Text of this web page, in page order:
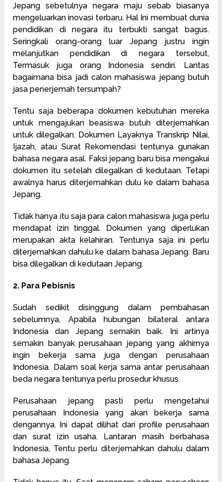
Jepang sebetulnya negara maju sebab biasanya
mengeluarkan inovasi terbaru. Hal Ini membuat dunia
pendidikan di negara itu terbukti sangat bagus.
Seringkali orang-orang luar Jepang justru ingin
melanjutkan pendidikan di negara tersebut,
Termasuk juga orang Indonesia sendiri. Lantas
bagaimana bisa jadi calon mahasiswa jepang butuh
jasa penerjemah tersumpah?
Tentu saja beberapa dokumen kebutuhan mereka
untuk mengajukan beasiswa butuh diterjemahkan
untuk dilegalkan. Dokumen Layaknya Transkrip Nilai,
Ijazah, atau Surat Rekomendasi tentunya gunakan
bahasa negara asal. Faksi jepang baru bisa mengakui
dokumen itu setelah dilegalkan di kedutaan. Tetapi
awalnya harus diterjemahkan dulu ke dalam bahasa
Jepang.
Tidak hanya itu saja para calon mahasiswa juga perlu
mendapat izin tinggal. Dokumen yang diperlukan
merupakan akta kelahiran. Tentunya saja ini perlu
diterjemahkan dahulu ke dalam bahasa Jepang. Baru
bisa dilegalkan di kedutaan Jepang.
2. Para Pebisnis
Sudah sedikit disinggung dalam pembahasan
sebelumnya, Apabila hubungan bilateral antara
Indonesia dan Jepang semakin baik. Ini artinya
semakin banyak perusahaan jepang yang akhirnya
ingin bekerja sama juga dengan perusahaan
Indonesia. Dalam soal kerja sama antar perusahaan
beda negara tentunya perlu prosedur khusus.
Perusahaan jepang pasti perlu mengetahui
perusahaan Indonesia yang akan bekerja sama
dengannya. Ini dapat dilihat dari profile perusahaan
dan surat izin usaha. Lantaran masih berbahasa
Indonesia, Tentu perlu diterjemahkan dahulu dalam
bahasa Jepang.